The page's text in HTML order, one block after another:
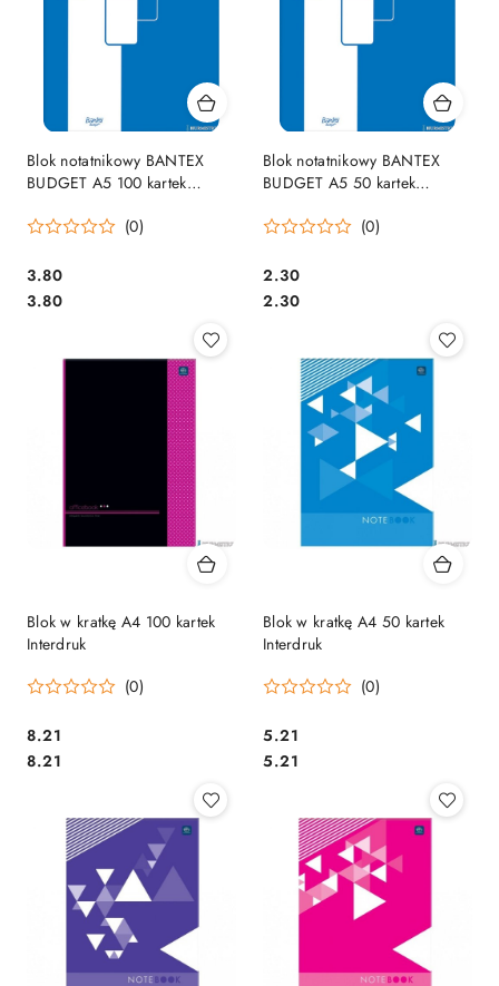
Blok notatnikowy BANTEX
BUDGET A5 100 kartek
(0)
Cena:
3.80
Cena:
3.80
Blok notatnikowy BANTEX
BUDGET A5 50 kartek
(0)
Cena:
2.30
Cena:
2.30
Blok w kratkę A4 100 kartek
Interdruk
(0)
Cena:
8.21
Cena:
8.21
Blok w kratkę A4 50 kartek
Interdruk
(0)
Cena:
5.21
Cena:
5.21